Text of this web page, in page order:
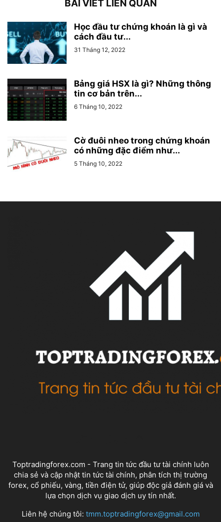
BÀI VIẾT LIÊN QUAN
Học đầu tư chứng khoán là gì và
cách đầu tư...
31 Tháng 12, 2022
Bảng giá HSX là gì? Những thông
tin cơ bản trên...
6 Tháng 10, 2022
Cờ đuôi nheo trong chứng khoán
có những đặc điểm như...
5 Tháng 10, 2022
Toptradingforex.com - Trang tin tức đầu tư tài chính luôn
chia sẻ và cập nhật tin tức tài chính, phân tích thị trường
forex, cổ phiếu, vàng, tiền điện tử, giúp độc giả đánh giá và
lựa chọn dịch vụ giao dịch uy tín nhất.
Liên hệ chúng tôi: tmm.toptradingforex@gmail.com